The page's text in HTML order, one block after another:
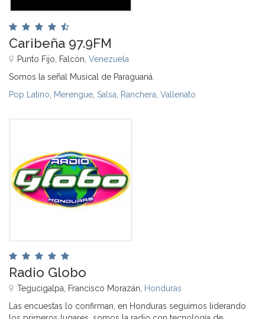
Caribeña 97.9FM
Punto Fijo, Falcón, Venezuela
Somos la señal Musical de Paraguaná.
Pop Latino Merengue Salsa Ranchera Vallenato
Radio Globo
Tegucigalpa, Francisco Morazán, Honduras
Las encuestas lo confirman, en Honduras seguimos liderando